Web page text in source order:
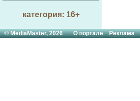
категория: 16+
© MediaMaster, 2026О портале Реклама